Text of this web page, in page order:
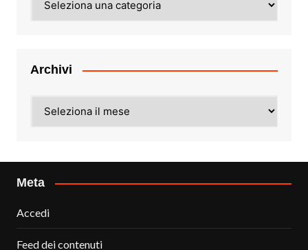
Archivi
Meta
Accedi
Feed dei contenuti